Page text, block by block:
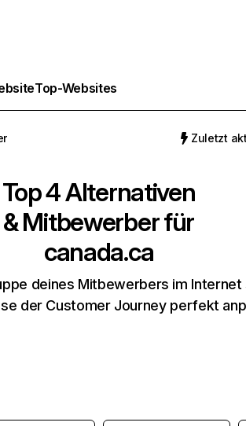
Top-Websites
Zuletzt
Top 4 Alternativen
& Mitbewerber für
canada.ca
deines Mitbewerbers im
der Customer Journey perfekt